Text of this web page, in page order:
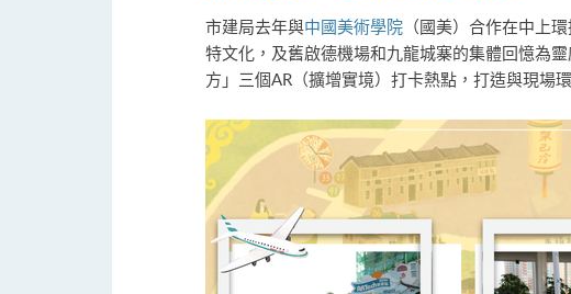
市建局去年與中國美術學院 （國美）合作在中上
特文化，及舊啟德機場和九龍城寨的集體回憶為
方」三個AR（擴增實境）打卡熱點，打造與現場